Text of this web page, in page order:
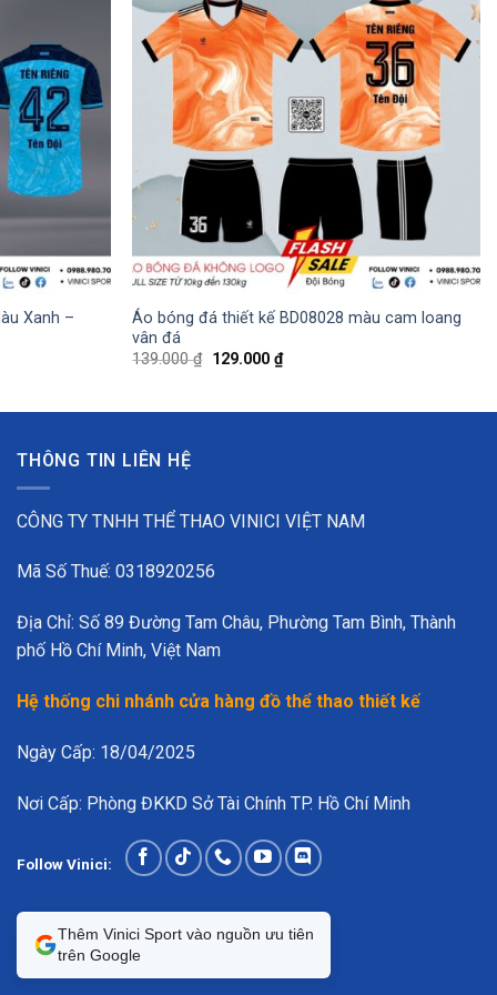
Xanh –
Áo bóng đá thiết kế BD08028 màu cam loang
vân đá
139.000₫ Giá
129.000 ₫Giá
hiện
THÔNG TIN LIÊN HỆ
CÔNG TY TNHH THỂ THAO VINICI VIỆT NAM
Mã Số Thuế: 0318920256
Địa Chỉ: Số 89 Đường Tam Châu, Phường Tam Bình, Thành
phố Hồ Chí Minh, Việt Nam
Hệ thống chi nhánh cửa hàng đồ thể thao thiết kế
Ngày Cấp: 18/04/2025
Nơi Cấp: Phòng ĐKKD Sở Tài Chính TP. Hồ Chí Minh
Follow Vinici:
Thêm Vinici Sport vào nguồn ưu tiên
trên Google